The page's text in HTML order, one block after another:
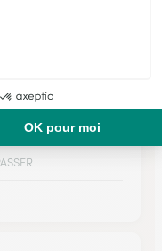
PASSER